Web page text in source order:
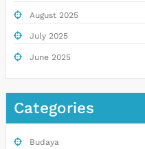
August 2025
July 2025
June 2025
Categories
Budaya